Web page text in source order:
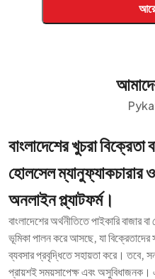
বাংলাদেশের খুচরা বিক্রেতা
হোলসেল ম্যানুফ্যাকচারার
অনলাইন প্ল্যাটফর্ম।
বাংলাদেশের অর্থনীতিতে পাইকারি
ভূমিকা পালন করে আসছে, যা
ব্যবসার প্রবৃদ্ধিতে সহায়তা করে। তবে,
প্রায়শই সময়সাপেক্ষ এবং অসুবিধাজনক।